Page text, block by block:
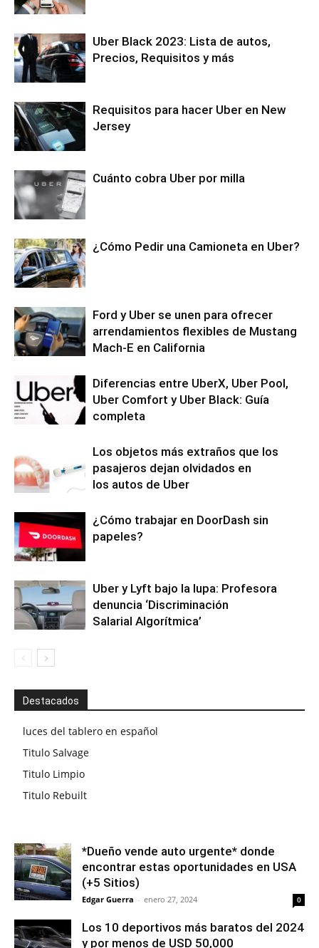
Uber Black 2023: Lista de autos,
Precios, Requisitos y más
Requisitos para hacer Uber en New
Jersey
Cuánto cobra Uber por milla
¿Cómo Pedir una Camioneta en Uber?
Ford y Uber se unen para ofrecer
arrendamientos flexibles de Mustang
Mach-E en California
Diferencias entre UberX, Uber Pool,
Uber Comfort y Uber Black: Guía
completa
Los objetos más extraños que los
pasajeros dejan olvidados en
los autos de Uber
¿Cómo trabajar en DoorDash sin
papeles?
Uber y Lyft bajo la lupa: Profesora
denuncia ‘Discriminación
Salarial Algorítmica’
Destacados
luces del tablero en español
Titulo Salvage
Titulo Limpio
Titulo Rebuilt
*Dueño vende auto urgente* donde
encontrar estas oportunidades en USA
(+5 Sitios)
Edgar Guerra - enero 27, 2024 0
Los 10 deportivos más baratos del 2024
y por menos de USD 50,000